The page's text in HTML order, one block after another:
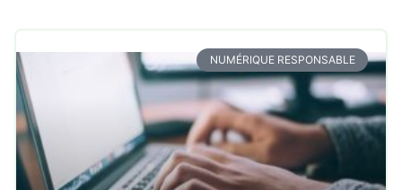
NUMÉRIQUE RESPONSABLE